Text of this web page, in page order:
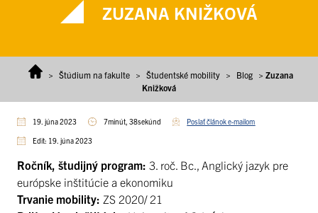
ZUZANA KNIŽKOVÁ
> Štúdium na fakulte > Študentské mobility > Blog > Zuzana
Knižková
19. júna 2023 7minút, 38sekúnd Poslať článok e-mailom
Edit: 19. júna 2023
Ročník, študijný program: 3. roč. Bc., Anglický jazyk pre
európske inštitúcie a ekonomiku
Trvanie mobility: ZS 2020/ 21